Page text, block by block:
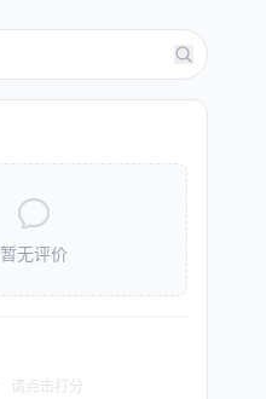
暂无评价
请点击打分